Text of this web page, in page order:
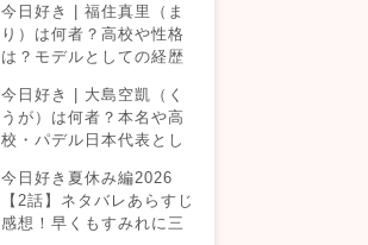
今日好き | 福住真里（ま
り）は何者？高校や性格
は？モデルとしての経歴
め！
今日好き | 大島空凱（く
うが）は何者？本名や高
校・パデル日本代表とし
ールまとめ！
今日好き夏休み編2026
【2話】ネタバレあらすじ
感想！早くもすみれに三